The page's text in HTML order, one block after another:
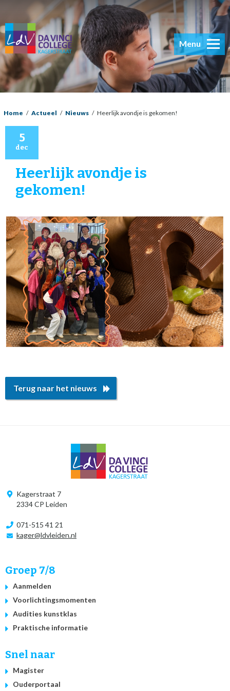
Menu
Home / Actueel / Nieuws / Heerlijk avondje is gekomen!
5
dec
Heerlijk avondje is
gekomen!
Terug naar het nieuws
Kagerstraat 7
2334 CP Leiden
071-515 41 21
kager@ldvleiden.nl
Groep 7/8
Aanmelden
Voorlichtingsmomenten
Audities kunstklas
Praktische informatie
Snel naar
Magister
Ouderportaal